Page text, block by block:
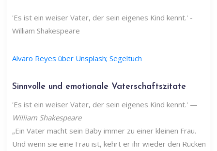
'Es ist ein weiser Vater, der sein eigenes Kind kennt.' -
William Shakespeare
Alvaro Reyes über Unsplash; Segeltuch
Sinnvolle und emotionale Vaterschaftszitate
'Es ist ein weiser Vater, der sein eigenes Kind kennt.' —
William Shakespeare
„Ein Vater macht sein Baby immer zu einer kleinen Frau.
Und wenn sie eine Frau ist, kehrt er ihr wieder den Rücken